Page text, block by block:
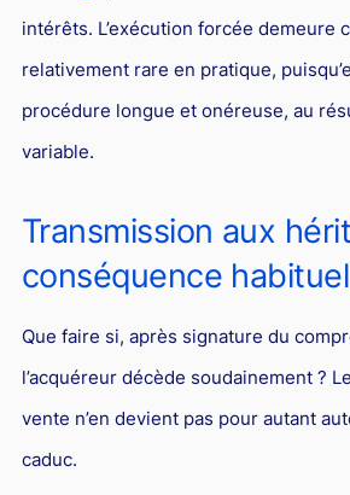
intérêts. L’exécution forcée demeure
relativement rare en pratique,
procédure longue et onéreuse, au
variable.
Transmission aux
conséquence
Que faire si, après signature du
l’acquéreur décède soudainement ?
vente n’en devient pas pour autant
caduc.